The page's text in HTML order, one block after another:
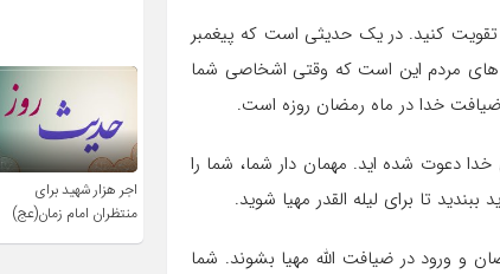
کنید. در یک حدیثی است که پیغمبر
های مردم این است که وقتی اشخاصی شما
خدا در ماه رمضان روزه است.
دعوت شده اید. مهمان دار شما، شما را
تا برای لیله القدر مهیا شوید.
و ورود در ضیافت الله مهیا بشوند. شما
اجر هزار شهید برای
منتظران امام زمان(عج)